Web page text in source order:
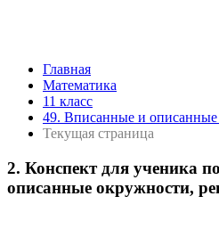
Главная
Математика
11 класс
49. Вписанные и описанные
Текущая страница
2. Конспект для ученика
описанные окружности,